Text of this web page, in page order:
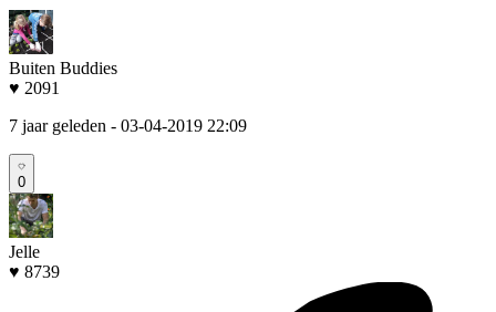
Buiten Buddies
♥ 2091
7 jaar geleden - 03-04-2019 22:09
0
Jelle
♥ 8739